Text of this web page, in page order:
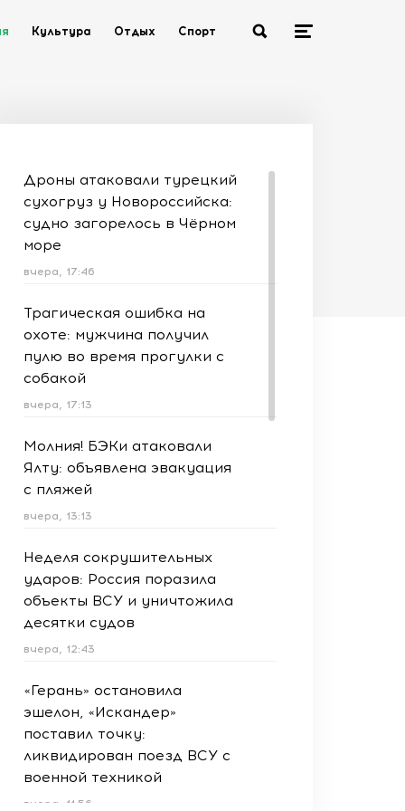
Культура Отдых Спорт
Дроны атаковали турецкий
сухогруз у Новороссийска:
судно загорелось в Чёрном
море
вчера, 17:46
Трагическая ошибка на
охоте: мужчина получил
пулю во время прогулки с
собакой
вчера, 17:13
Молния! БЭКи атаковали
Ялту: объявлена эвакуация
с пляжей
вчера, 13:13
Неделя сокрушительных
ударов: Россия поразила
объекты ВСУ и уничтожила
десятки судов
вчера, 12:43
«Герань» остановила
эшелон, «Искандер»
поставил точку:
ликвидирован поезд ВСУ с
военной техникой
вчера, 11:56